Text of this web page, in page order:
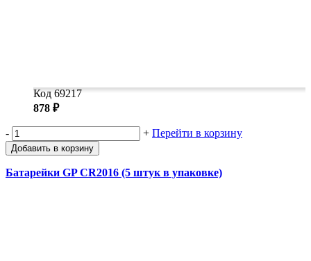
Код 69217
878 ₽
- + Перейти в корзину
Добавить в корзину
Батарейки GP CR2016 (5 штук в упаковке)